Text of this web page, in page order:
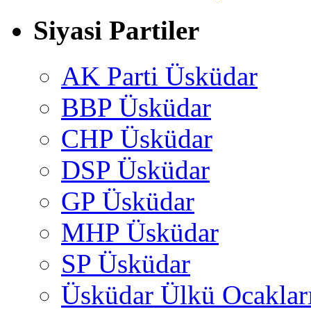
Siyasi Partiler
AK Parti Üsküdar
BBP Üsküdar
CHP Üsküdar
DSP Üsküdar
GP Üsküdar
MHP Üsküdar
SP Üsküdar
Üsküdar Ülkü